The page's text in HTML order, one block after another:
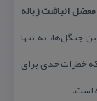
معضل انباشت زباله
جنگل‌ها، نه تنها
خطرات جدی برای
است.